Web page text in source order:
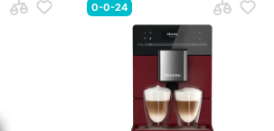
0-0-24